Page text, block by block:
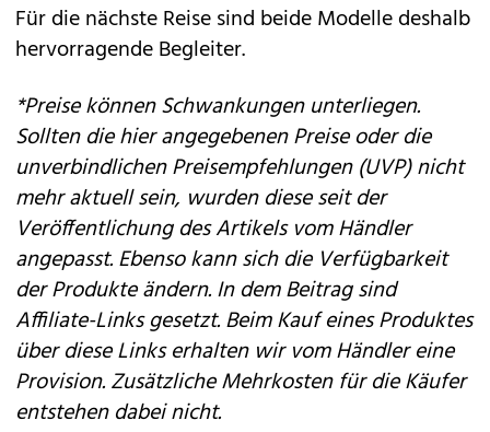
Für die nächste Reise sind beide Modelle deshalb
hervorragende Begleiter.
*Preise können Schwankungen unterliegen.
Sollten die hier angegebenen Preise oder die
unverbindlichen Preisempfehlungen (UVP) nicht
mehr aktuell sein, wurden diese seit der
Veröffentlichung des Artikels vom Händler
angepasst. Ebenso kann sich die Verfügbarkeit
der Produkte ändern. In dem Beitrag sind
Affiliate-Links gesetzt. Beim Kauf eines Produktes
über diese Links erhalten wir vom Händler eine
Provision. Zusätzliche Mehrkosten für die Käufer
entstehen dabei nicht.